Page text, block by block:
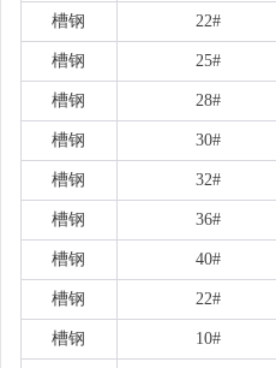
槽钢 22#
槽钢 25#
槽钢 28#
槽钢 30#
槽钢 32#
槽钢 36#
槽钢 40#
槽钢 22#
槽钢 10#